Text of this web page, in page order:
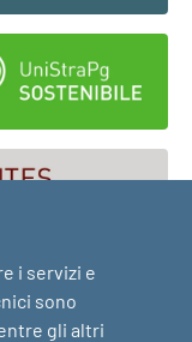
i servizi e
sono
gli altri